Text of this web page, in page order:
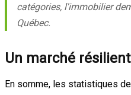
catégories, l'immobilier
Québec.
Un marché
En somme, les statistiques